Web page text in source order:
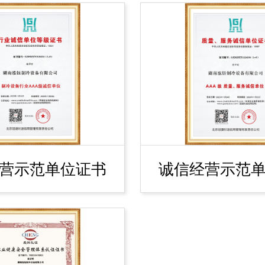
示范单位证书 诚信经营示范